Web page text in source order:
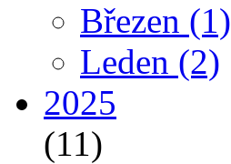
Březen (1)
Leden (2)
2025
(11)